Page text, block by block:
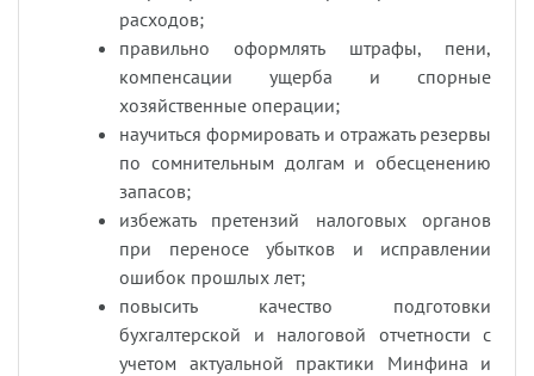
расходов;
правильно оформлять штрафы, пени,
компенсации ущерба и спорные
хозяйственные операции;
научиться формировать и отражать резервы
по сомнительным долгам и обесценению
запасов;
избежать претензий налоговых органов
при переносе убытков и исправлении
ошибок прошлых лет;
повысить качество подготовки
бухгалтерской и налоговой отчетности с
учетом актуальной практики Минфина и